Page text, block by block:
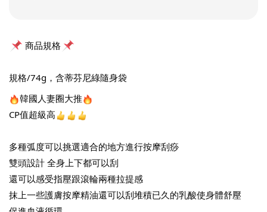
商品規格
規格/74g，含蒂芬尼綠隨身袋
韓國人妻圈大推
CP值超級高
多種弧度可以挑選適合的地方進行按摩刮痧
雙頭設計 全身上下都可以刮
還可以感受指壓跟滾輪兩種拉提感
抹上一些護膚按摩精油還可以刮堆積已久的乳酸使身體舒壓